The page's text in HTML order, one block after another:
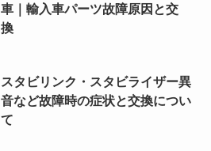
車｜輸入車パーツ故障原因と交
換
スタビリンク・スタビライザー異
音など故障時の症状と交換につい
て